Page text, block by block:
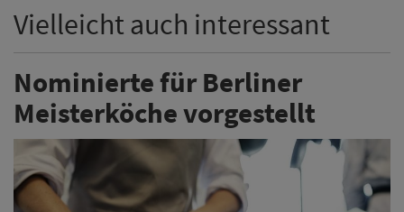
Vielleicht auch interessant
Nominierte für Berliner
Meisterköche vorgestellt